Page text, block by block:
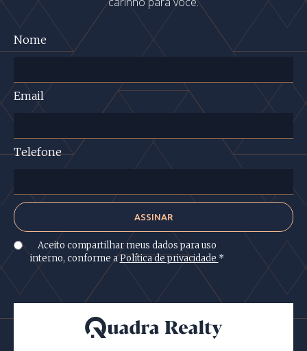
Nome
Email
Telefone
Aceito compartilhar meus dados para uso
interno, conforme aPolítica de privacidade *